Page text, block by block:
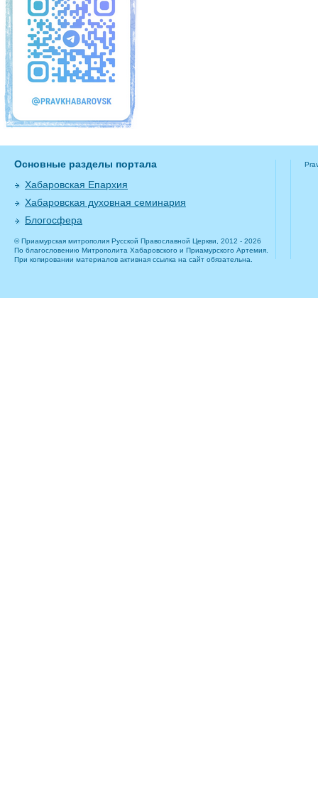
Основные разделы портала
Хабаровская Епархия
Хабаровская духовная семинария
Блогосфера
© Приамурская митрополия Русской Православной Церкви, 2012 - 2026
По благословению Митрополита Хабаровского и Приамурского Артемия.
При копировании материалов активная ссылка на сайт обязательна.